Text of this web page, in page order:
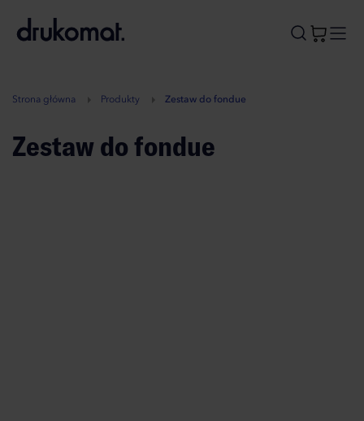
A
Strona główna Produkty Zestaw do fondue
Zestaw do fondue